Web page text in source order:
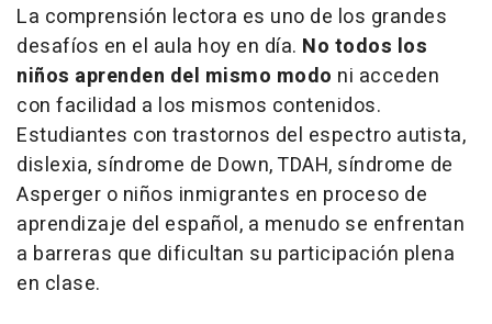
La comprensión lectora es uno de los grandes
desafíos en el aula hoy en día. No todos los
niños aprenden del mismo modo ni acceden
con facilidad a los mismos contenidos.
Estudiantes con trastornos del espectro autista,
dislexia, síndrome de Down, TDAH, síndrome de
Asperger o niños inmigrantes en proceso de
aprendizaje del español, a menudo se enfrentan
a barreras que dificultan su participación plena
en clase.